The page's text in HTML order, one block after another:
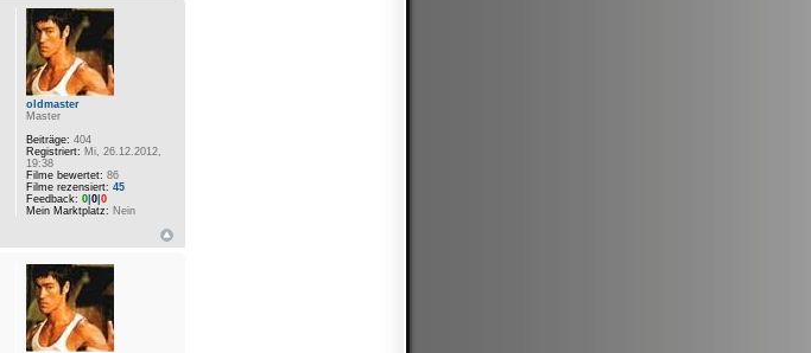
oldmaster
Master
Beiträge: 404
Registriert: Mi, 26.12.2012,
19:38
Filme bewertet: 86
Filme rezensiert: 45
Feedback: 0 0 0
Mein Marktplatz: Nein